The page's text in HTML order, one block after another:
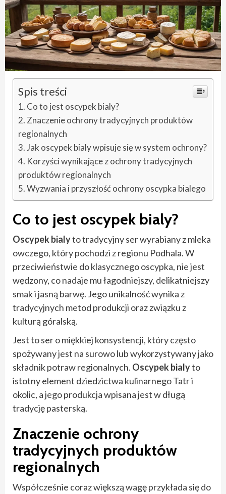
Spis treści
Co to jest oscypek bialy?
Znaczenie ochrony tradycyjnych produktów
regionalnych
Jak oscypek bialy wpisuje się w system ochrony?
Korzyści wynikające z ochrony tradycyjnych
produktów regionalnych
Wyzwania i przyszłość ochrony oscypka bialego
Co to jest oscypek bialy?
Oscypek bialyto tradycyjny ser wyrabiany z mleka
owczego, który pochodzi z regionu Podhala. W
przeciwieństwie do klasycznego oscypka, nie jest
wędzony, co nadaje mu łagodniejszy, delikatniejszy
smak i jasną barwę. Jego unikalność wynika z
tradycyjnych metod produkcji oraz związku z
kulturą góralską.
Jest to ser o miękkiej konsystencji, który często
spożywany jest na surowo lub wykorzystywany jako
składnik potraw regionalnych. Oscypek bialyto
istotny element dziedzictwa kulinarnego Tatr i
okolic, a jego produkcja wpisana jest w długą
tradycję pasterską.
Znaczenie ochrony
tradycyjnych produktów
regionalnych
Współcześnie coraz większą wagę przykłada się do